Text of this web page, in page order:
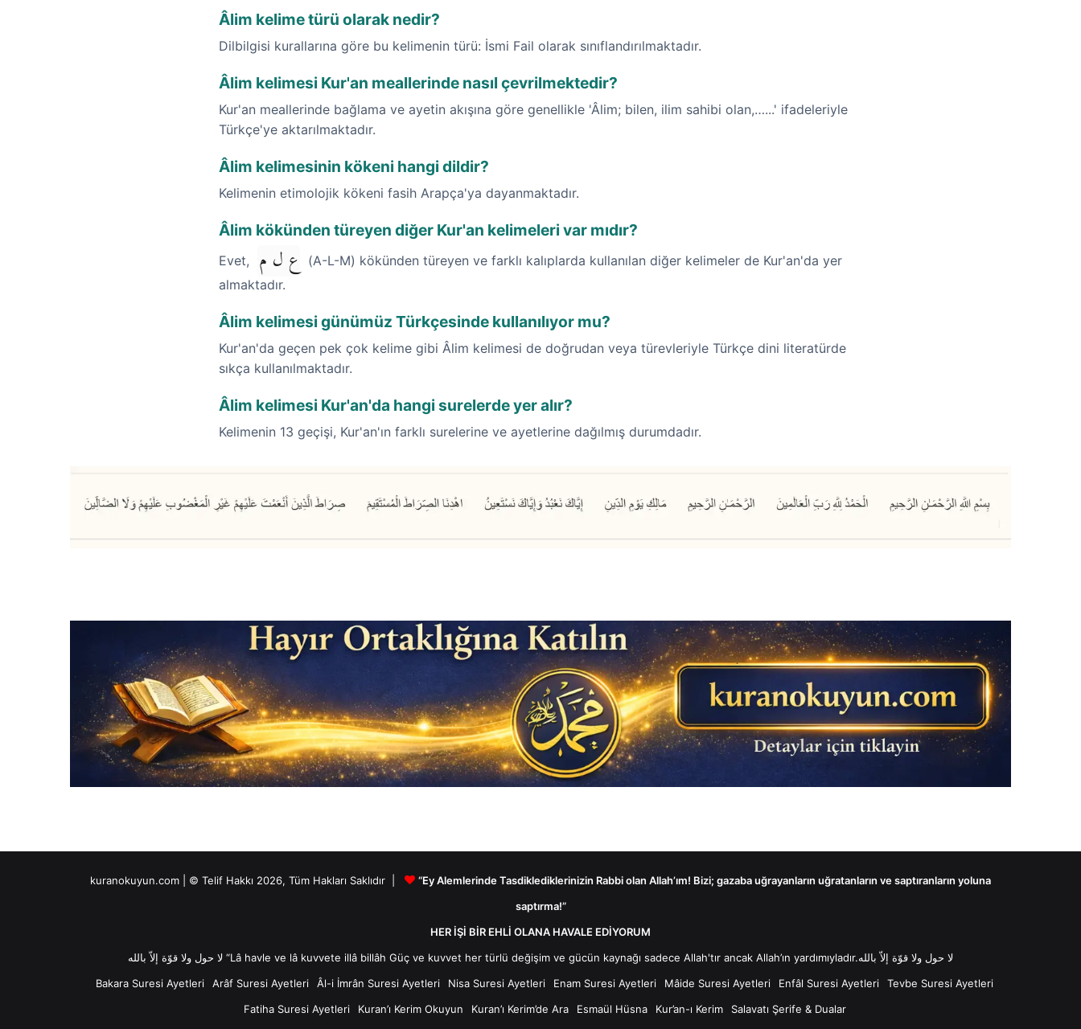
Âlim kelime türü olarak nedir?
Dilbilgisi kurallarına göre bu kelimenin türü: İsmi Fail olarak sınıflandırılmaktadır.
Âlim kelimesi Kur'an meallerinde nasıl çevrilmektedir?
Kur'an meallerinde bağlama ve ayetin akışına göre genellikle 'Âlim; bilen, ilim sahibi olan,…...' ifadeleriyle
Türkçe'ye aktarılmaktadır.
Âlim kelimesinin kökeni hangi dildir?
Kelimenin etimolojik kökeni fasih Arapça'ya dayanmaktadır.
Âlim kökünden türeyen diğer Kur'an kelimeleri var mıdır?
Evet, ع ل م
(A-L-M) kökünden türeyen ve farklı kalıplarda kullanılan diğer kelimeler de Kur'an'da yer
almaktadır.
Âlim kelimesi günümüz Türkçesinde kullanılıyor mu?
Kur'an'da geçen pek çok kelime gibi Âlim kelimesi de doğrudan veya türevleriyle Türkçe dini literatürde
sıkça kullanılmaktadır.
Âlim kelimesi Kur'an'da hangi surelerde yer alır?
Kelimenin 13 geçişi, Kur'an'ın farklı surelerine ve ayetlerine dağılmış durumdadır.
kuranokuyun.com | © Telif Hakkı 2026, Tüm Hakları Saklıdır |
“Ey Alemlerinde Tasdiklediklerinizin Rabbi olan Allah’ım! Bizi; gazaba uğrayanların uğratanların ve saptıranların yoluna
saptırma!”
HER İŞİ BİR EHLİ OLANA HAVALE EDİYORUM
لا حول ولا قوّة إلاّ بالله “Lâ havle ve lâ kuvvete illâ billâh Güç ve kuvvet her türlü değişim ve gücün kaynağı sadece Allah'tır ancak Allah’ın yardımıyladır.لا حول ولا قوّة إلاّ بالله
Bakara Suresi Ayetleri
Arâf Suresi Ayetleri Âl-i İmrân Suresi Ayetleri Nisa Suresi Ayetleri Enam Suresi Ayetleri Mâide Suresi Ayetleri Enfâl Suresi Ayetleri
Tevbe Suresi Ayetleri
Fatiha Suresi Ayetleri
Kuran’ı Kerim Okuyun Kuran’ı Kerim’de Ara Esmaül Hüsna Kur’an-ı Kerim Salavatı Şerife & Dualar